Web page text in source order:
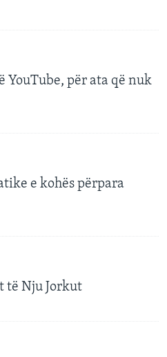
YouTube, për ata që nuk
e kohës përpara
të Nju Jorkut